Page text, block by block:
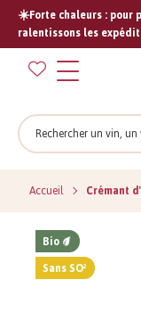
☀️Forte chaleurs : pour
ralentissons les
Rechercher
Accueil Crémant
Bio
Sans SO²